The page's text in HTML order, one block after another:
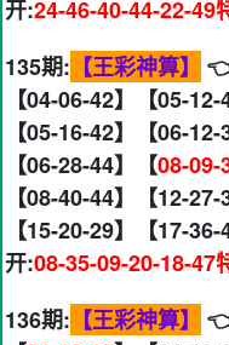
开:24-46-40-44-22-49
135期: 【王彩神算】
【04-06-42】【05-12-
【05-16-42】【06-12-
【06-28-44】【08-09-
【08-40-44】【12-27-
【15-20-29】【17-36-
开:08-35-09-20-18-47
136期: 【王彩神算】